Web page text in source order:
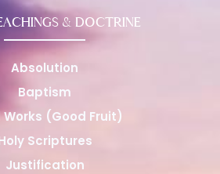
& DOCTRINE
Absolution
Baptism
Works (Good Fruit)
Scriptures
Justification